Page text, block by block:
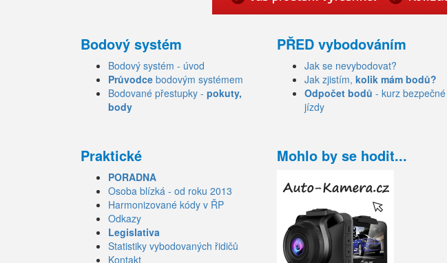
Bodový systém
Bodový systém - úvod
Průvodce bodovým systémem
Bodované přestupky - pokuty,
body
PŘED vybodováním
Jak se nevybodovat?
Jak zjistím, kolik mám bodů?
Odpočet bodů - kurz bezpečné
jízdy
Praktické
PORADNA
Osoba blízká - od roku 2013
Harmonizované kódy v ŘP
Odkazy
Legislativa
Statistiky vybodovaných řidičů
Kontakt
Mohlo by se hodit...